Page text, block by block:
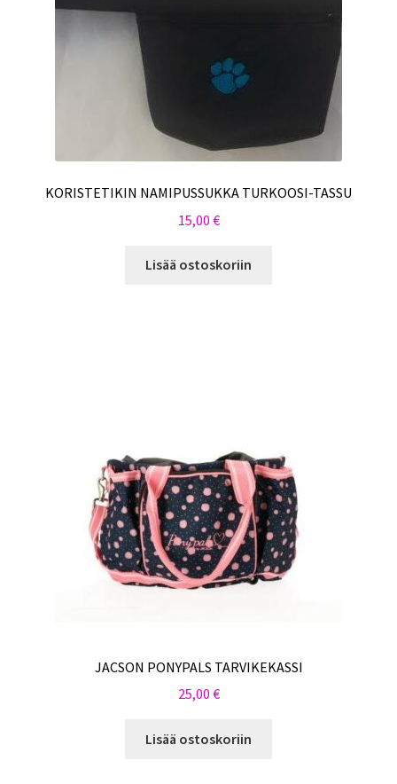
KORISTETIKIN NAMIPUSSUKKA TURKOOSI-TASSU
15,00 €
Lisää ostoskoriin
JACSON PONYPALS TARVIKEKASSI
25,00 €
Lisää ostoskoriin